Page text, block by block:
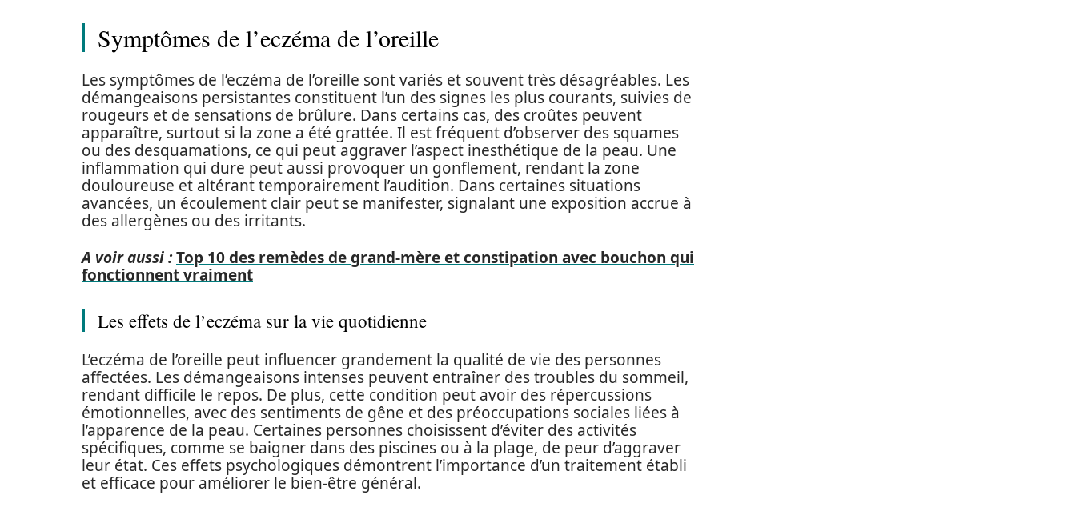
Symptômes de l’eczéma de l’oreille
Les symptômes de l’eczéma de l’oreille sont variés et souvent très désagréables. Les
démangeaisons persistantes constituent l’un des signes les plus courants, suivies de
rougeurs et de sensations de brûlure. Dans certains cas, des croûtes peuvent
apparaître, surtout si la zone a été grattée. Il est fréquent d’observer des squames
ou des desquamations, ce qui peut aggraver l’aspect inesthétique de la peau. Une
inflammation qui dure peut aussi provoquer un gonflement, rendant la zone
douloureuse et altérant temporairement l’audition. Dans certaines situations
avancées, un écoulement clair peut se manifester, signalant une exposition accrue à
des allergènes ou des irritants.
A voir aussi :Top 10 des remèdes de grand-mère et constipation avec bouchon qui
fonctionnent vraiment
Les effets de l’eczéma sur la vie quotidienne
L’eczéma de l’oreille peut influencer grandement la qualité de vie des personnes
affectées. Les démangeaisons intenses peuvent entraîner des troubles du sommeil,
rendant difficile le repos. De plus, cette condition peut avoir des répercussions
émotionnelles, avec des sentiments de gêne et des préoccupations sociales liées à
l’apparence de la peau. Certaines personnes choisissent d’éviter des activités
spécifiques, comme se baigner dans des piscines ou à la plage, de peur d’aggraver
leur état. Ces effets psychologiques démontrent l’importance d’un traitement établi
et efficace pour améliorer le bien-être général.